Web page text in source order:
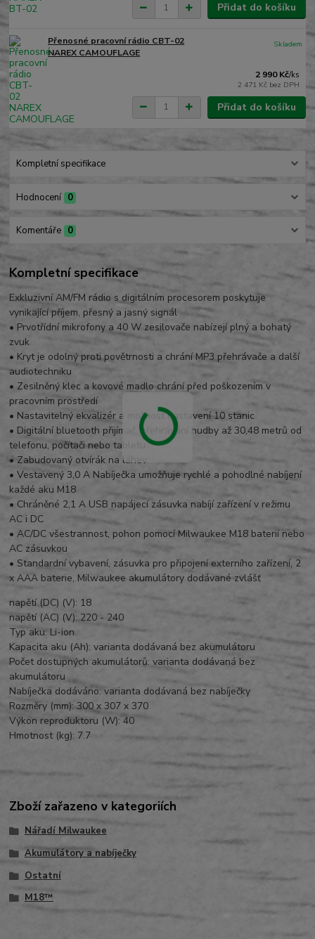
Přidat do košíku
Přenosné pracovní rádio CBT-02
NAREX CAMOUFLAGE
2 990 Kč/ks
2 471 Kč bez DPH
Skladem
Přidat do košíku
Kompletní specifikace
Hodnocení 0
Komentáře 0
Kompletní specifikace
Exkluzivní AM/FM rádio s digitálním procesorem poskytuje
vynikající příjem, přesný a jasný signál
• Prvotřídní mikrofony a 40 W zesilovače nabízejí plný a bohatý
zvuk
• Kryt je odolný proti povětrnosti a chrání MP3 přehrávače a další
audiotechniku
• Zesilněný klec a kovové madlo chrání před poškozením v
pracovním prostředí
• Nastavitelný ekvalizér a možnost nastavení 10 stanic
• Digitální bluetooth přijímač, přehrávání hudby až 30,48 metrů od
telefonu, počítači nebo tabletu
• Zabudovaný otvírák na láhev
• Vestavený 3,0 A Nabíječka umožňuje rychlé a pohodlné nabíjení
každé aku M18
• Chráněné 2,1 A USB napájecí zásuvka nabíjí zařízení v režimu
AC i DC
• AC/DC všestrannost, pohon pomocí Milwaukee M18 baterií nebo
AC zásuvkou
• Standardní vybavení, zásuvka pro připojení externího zařízení, 2
x AAA baterie, Milwaukee akumulátory dodávané zvlášť
napětí (DC) (V): 18
napětí (AC) (V): 220 - 240
Typ aku: Li-ion
Kapacita aku (Ah): varianta dodávaná bez akumulátoru
Počet dostupných akumulátorů: varianta dodávaná bez
akumulátoru
Nabíječka dodáváno: varianta dodávaná bez nabíječky
Rozměry (mm): 300 x 307 x 370
Výkon reproduktoru (W): 40
Hmotnost (kg): 7.7
Zboží zařazeno v kategoriích
Nářadí Milwaukee
Akumulátory a nabíječky
Ostatní
M18™